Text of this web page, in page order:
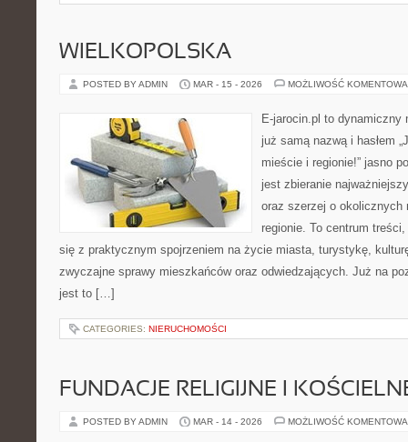
WIELKOPOLSKA
POSTED BY ADMIN MAR - 15 - 2026 MOŻLIWOŚĆ
E-jarocin.pl to dynamiczny
już samą nazwą i hasłem
mieście i regionie!” jasno
jest zbieranie
oraz szerzej o okolicznych
regionie. To centrum
się z praktycznym spojrzeniem na życie miasta, turystykę,
zwyczajne sprawy mieszkańców oraz odwiedzających. Już na
jest to […]
CATEGORIES: NIERUCHOMOŚCI
FUNDACJE RELIGIJNE I
POSTED BY ADMIN MAR - 14 - 2026 MOŻLIWOŚĆ